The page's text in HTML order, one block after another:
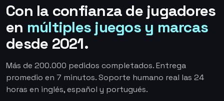
Con la confianza de jugadores
en múltiples juegos y marcas
desde 2021.
Más de 200.000 pedidos completados. Entrega
promedio en 7 minutos. Soporte humano real las 24
horas en inglés, español y portugués.